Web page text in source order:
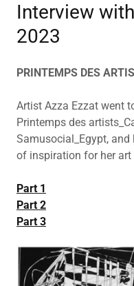
Interview
2023
PRINTEMPS DES
Artist Azza Ezzat went
Printemps des
Samusocial_Egypt,
of inspiration for her art
Part 1
Part 2
Part 3